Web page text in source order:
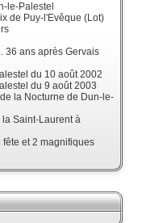
le-Palestel
de Puy-l'Evêque (Lot)
36 ans après Gervais
du 10 août 2002
du 9 août 2003
la Nocturne de Dun-le-
Saint-Laurent à
fête et 2 magnifiques